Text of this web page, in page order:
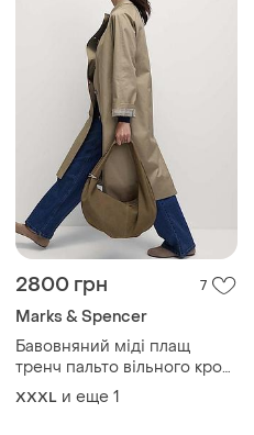
2800 грн 7
Marks & Spencer
Бавовняний міді плащ
тренч пальто вільного крою
marks & spencer хлопковый
миди плащ тренч пальто
XXXL и еще 1